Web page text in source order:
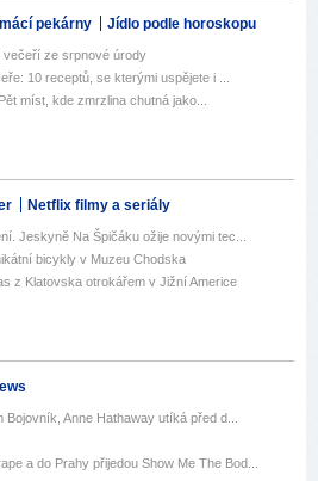
pekárny Jídlo podle horoskopu
večeří ze srpnové úrody
10 receptů, se kterými uspějete i ...
míst, kde zmrzlina chutná jako...
Netflix filmy a seriály
Jeskyně Na Špičáku ožije novými tec...
bicykly v Muzeu Chodska
z Klatovska otrokářem v Jižní Americe
Bojovník, Anne Hathaway utíká před d...
a do Prahy přijedou Show Me The Bod...